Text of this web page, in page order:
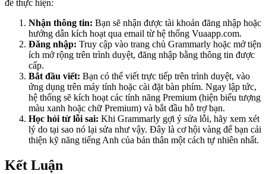
để thực hiện:
Nhận thông tin: Bạn sẽ nhận được tài khoản đăng nhập hoặc
hướng dẫn kích hoạt qua email từ hệ thống Vuaapp.com.
Đăng nhập: Truy cập vào trang chủ Grammarly hoặc mở tiện
ích mở rộng trên trình duyệt, đăng nhập bằng thông tin được
cấp.
Bắt đầu viết: Bạn có thể viết trực tiếp trên trình duyệt, vào
ứng dụng trên máy tính hoặc cài đặt bàn phím. Ngay lập tức,
hệ thống sẽ kích hoạt các tính năng Premium (hiện biểu tượng
màu xanh hoặc chữ Premium) và bắt đầu hỗ trợ bạn.
Học hỏi từ lỗi sai: Khi Grammarly gợi ý sửa lỗi, hãy xem xét
lý do tại sao nó lại sửa như vậy. Đây là cơ hội vàng để bạn cải
thiện kỹ năng tiếng Anh của bản thân một cách tự nhiên nhất.
Kết Luận